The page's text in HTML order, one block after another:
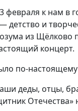
февраля к нам в
детство и
из Щёлково
концерт.
по-
деды, отцы,
Отечества»